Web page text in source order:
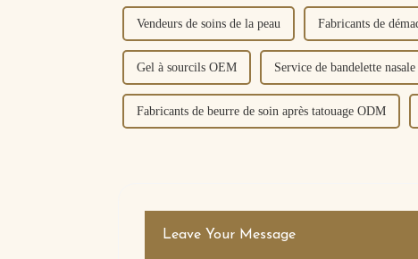
Vendeurs de soins de la peau Fabricants de
Gel à sourcils OEM Service de bandelette nasale
Fabricants de beurre de soin après tatouage ODM
Leave Your Message